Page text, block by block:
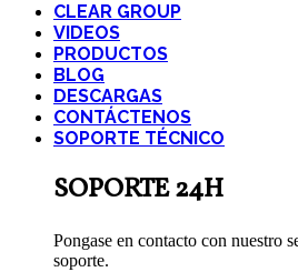
CLEAR GROUP
VIDEOS
PRODUCTOS
BLOG
DESCARGAS
CONTÁCTENOS
SOPORTE TÉCNICO
SOPORTE 24H
Pongase en contacto con nuestro
soporte.